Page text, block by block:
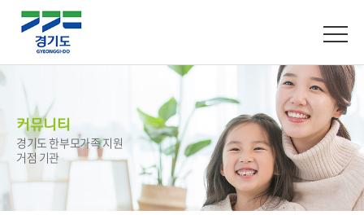
커뮤니티
경기도 한부모가족 지원
거점 기관